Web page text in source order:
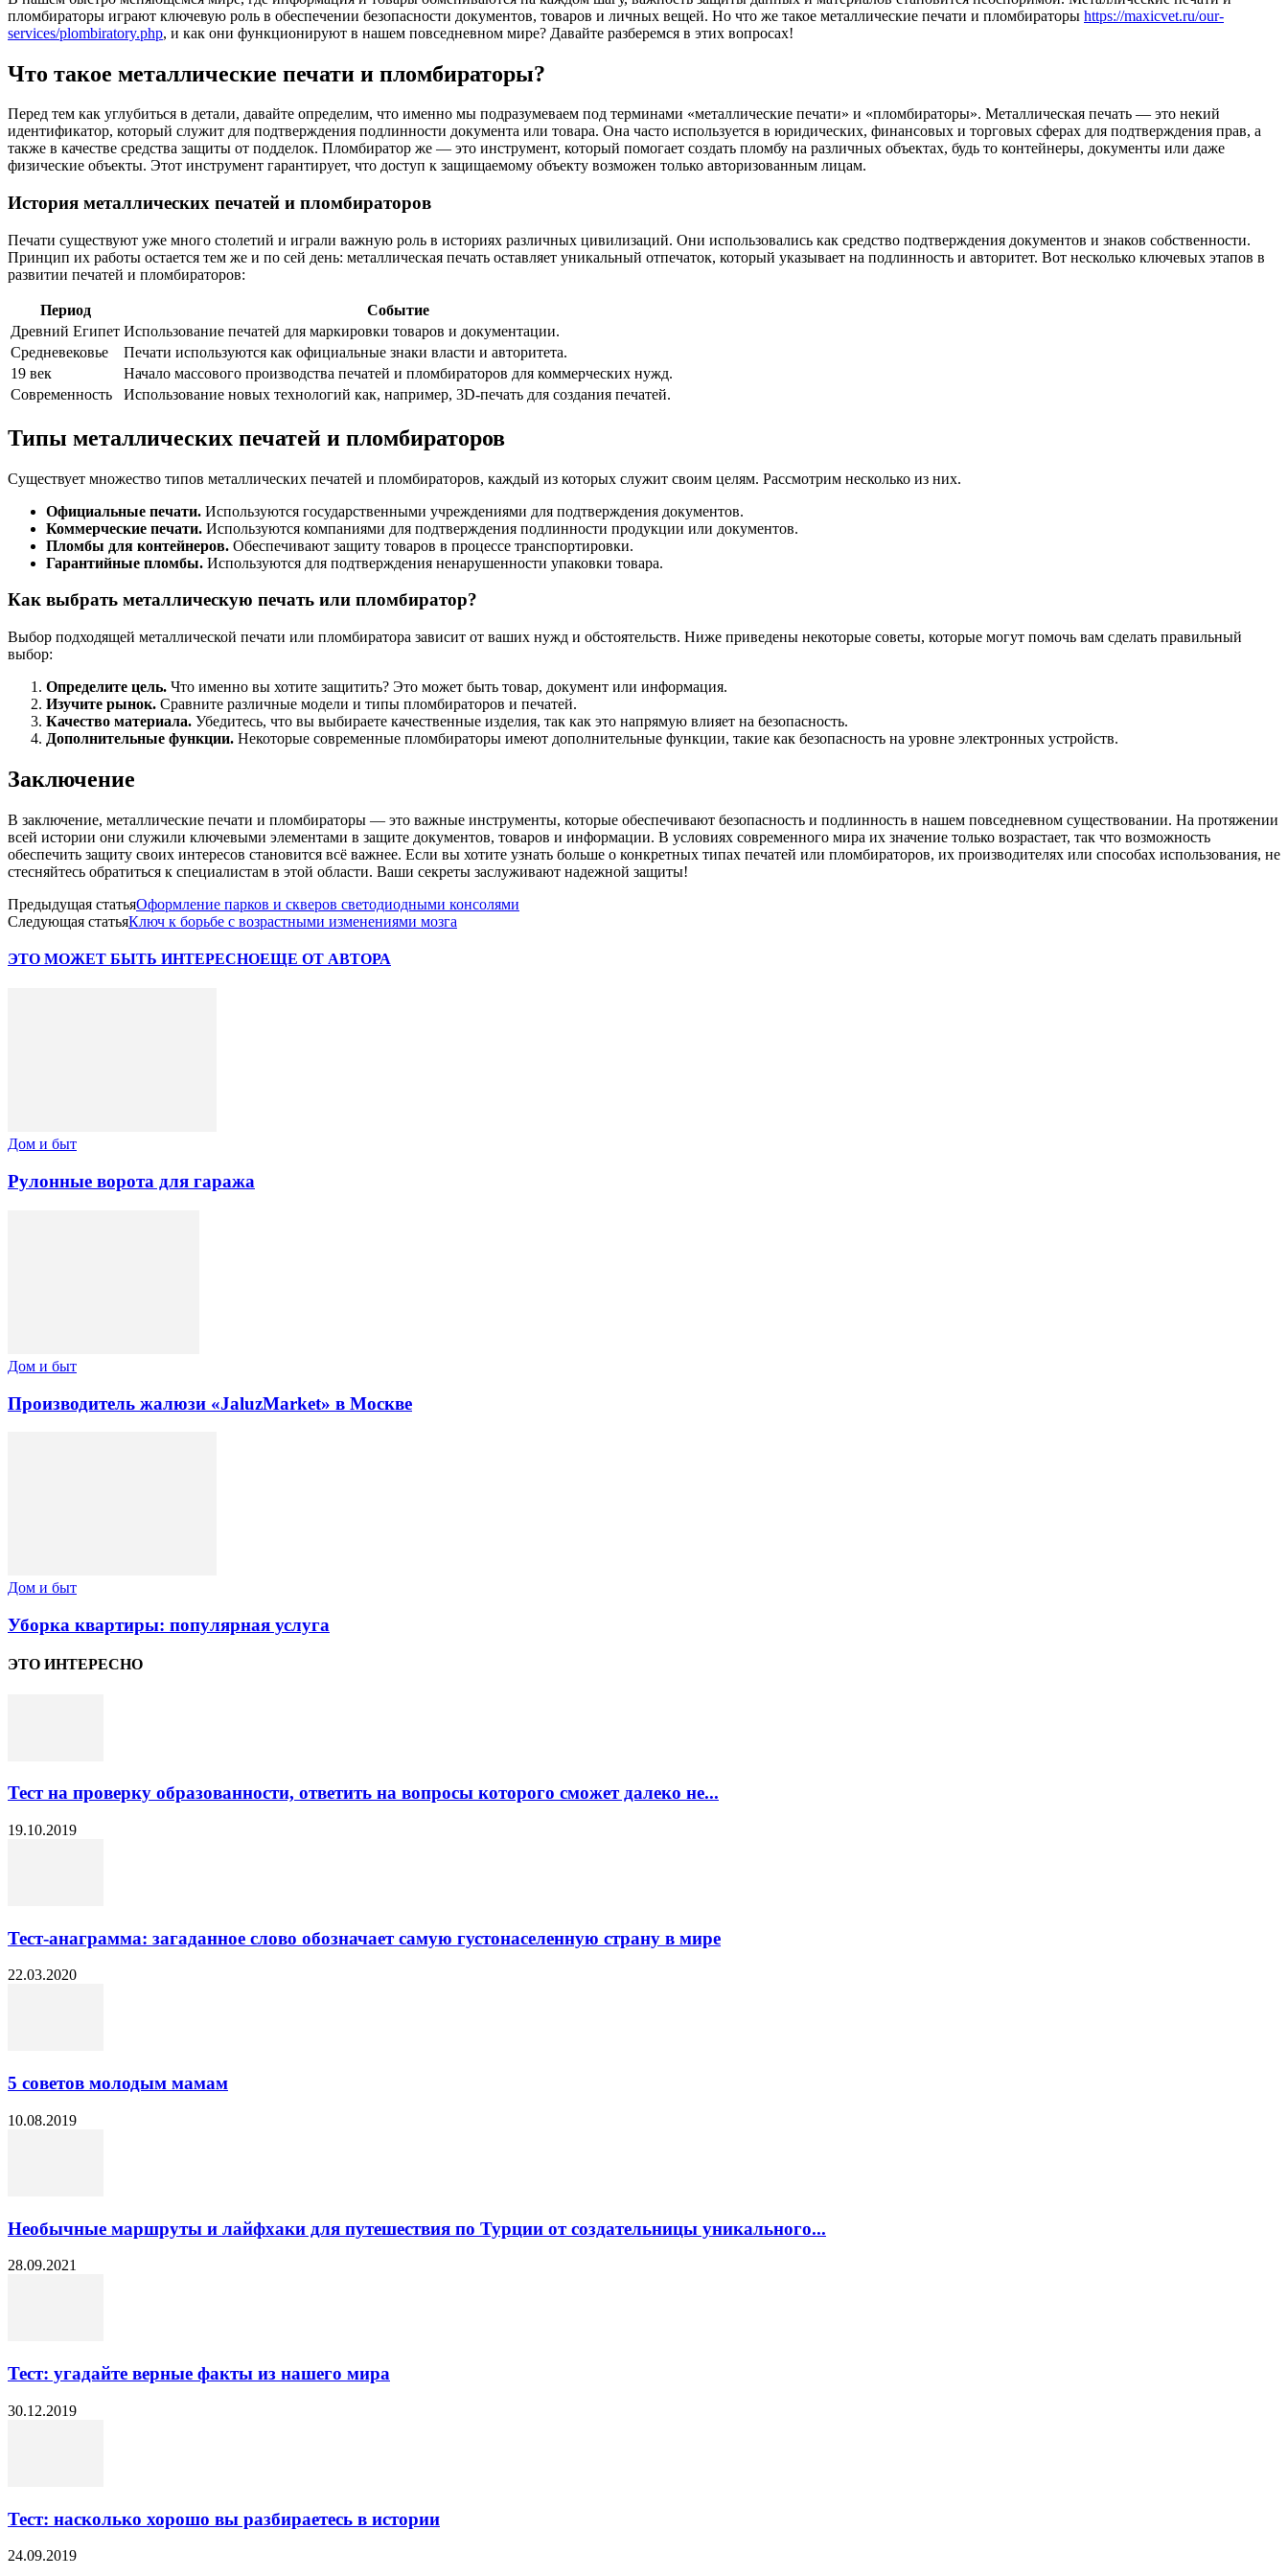
пломбираторы играют ключевую роль в обеспечении безопасности документов, товаров и личных вещей. Но что же такое металлические печати и пломбираторы https://maxicvet.ru/our-
services/plombiratory.php, и как они функционируют в нашем повседневном мире? Давайте разберемся в этих вопросах!
Что такое металлические печати и пломбираторы?
Перед тем как углубиться в детали, давайте определим, что именно мы подразумеваем под терминами «металлические печати» и «пломбираторы». Металлическая печать — это некий
идентификатор, который служит для подтверждения подлинности документа или товара. Она часто используется в юридических, финансовых и торговых сферах для подтверждения прав, а
также в качестве средства защиты от подделок. Пломбиратор же — это инструмент, который помогает создать пломбу на различных объектах, будь то контейнеры, документы или даже
физические объекты. Этот инструмент гарантирует, что доступ к защищаемому объекту возможен только авторизованным лицам.
История металлических печатей и пломбираторов
Печати существуют уже много столетий и играли важную роль в историях различных цивилизаций. Они использовались как средство подтверждения документов и знаков собственности.
Принцип их работы остается тем же и по сей день: металлическая печать оставляет уникальный отпечаток, который указывает на подлинность и авторитет. Вот несколько ключевых этапов в
развитии печатей и пломбираторов:
Период
Событие
Древний Египет Использование печатей для маркировки товаров и документации.
Средневековье
Печати используются как официальные знаки власти и авторитета.
19 век
Начало массового производства печатей и пломбираторов для коммерческих нужд.
Современность
Использование новых технологий как, например, 3D-печать для создания печатей.
Типы металлических печатей и пломбираторов
Существует множество типов металлических печатей и пломбираторов, каждый из которых служит своим целям. Рассмотрим несколько из них.
Официальные печати. Используются государственными учреждениями для подтверждения документов.
Коммерческие печати. Используются компаниями для подтверждения подлинности продукции или документов.
Пломбы для контейнеров. Обеспечивают защиту товаров в процессе транспортировки.
Гарантийные пломбы. Используются для подтверждения ненарушенности упаковки товара.
Как выбрать металлическую печать или пломбиратор?
Выбор подходящей металлической печати или пломбиратора зависит от ваших нужд и обстоятельств. Ниже приведены некоторые советы, которые могут помочь вам сделать правильный
выбор:
Определите цель. Что именно вы хотите защитить? Это может быть товар, документ или информация.
Изучите рынок. Сравните различные модели и типы пломбираторов и печатей.
Качество материала. Убедитесь, что вы выбираете качественные изделия, так как это напрямую влияет на безопасность.
Дополнительные функции. Некоторые современные пломбираторы имеют дополнительные функции, такие как безопасность на уровне электронных устройств.
Заключение
В заключение, металлические печати и пломбираторы — это важные инструменты, которые обеспечивают безопасность и подлинность в нашем повседневном существовании. На протяжении
всей истории они служили ключевыми элементами в защите документов, товаров и информации. В условиях современного мира их значение только возрастает, так что возможность
обеспечить защиту своих интересов становится всё важнее. Если вы хотите узнать больше о конкретных типах печатей или пломбираторов, их производителях или способах использования, не
стесняйтесь обратиться к специалистам в этой области. Ваши секреты заслуживают надежной защиты!
Предыдущая статьяОформление парков и скверов светодиодными консолями
Следующая статьяКлюч к борьбе с возрастными изменениями мозга
ЭТО МОЖЕТ БЫТЬ ИНТЕРЕСНОЕЩЕ ОТ АВТОРА
Дом и быт
Рулонные ворота для гаража
Дом и быт
Производитель жалюзи «JaluzMarket» в Москве
Дом и быт
Уборка квартиры: популярная услуга
ЭТО ИНТЕРЕСНО
Тест на проверку образованности, ответить на вопросы которого сможет далеко не...
19.10.2019
Тест-анаграмма: загаданное слово обозначает самую густонаселенную страну в мире
22.03.2020
5 советов молодым мамам
10.08.2019
Необычные маршруты и лайфхаки для путешествия по Турции от создательницы уникального...
28.09.2021
Тест: угадайте верные факты из нашего мира
30.12.2019
Тест: насколько хорошо вы разбираетесь в истории
24.09.2019